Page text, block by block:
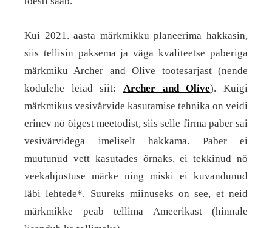
Kui 2021. aasta märkmikku planeerima hakkasin,
siis tellisin paksema ja väga kvaliteetse paberiga
märkmiku Archer and Olive tootesarjast (nende
kodulehe leiad siit: Archer and Olive). Kuigi
märkmikus vesivärvide kasutamise tehnika on veidi
erinev nö õigest meetodist, siis selle firma paber sai
vesivärvidega imeliselt hakkama. Paber ei
muutunud vett kasutades õrnaks, ei tekkinud nö
veekahjustuse märke ning miski ei kuvandunud
läbi lehtede*. Suureks miinuseks on see, et neid
märkmikke peab tellima Ameerikast (hinnale